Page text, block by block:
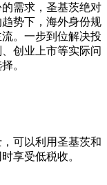
需求，圣基茨绝对
势下，海外身份规
。一步到位解决投
创业上市等实际问
。
可以利用圣基茨和
享受低税收。